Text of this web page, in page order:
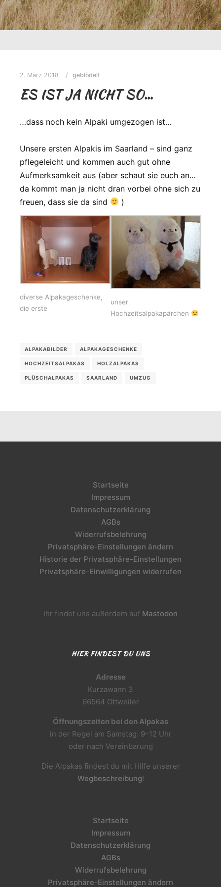
2. März 2018 geblödelt
ES IST JA NICHT SO…
…dass noch kein Alpaki umgezogen ist…
Unsere ersten Alpakis im Saarland – sind ganz
pflegeleicht und kommen auch gut ohne
Aufmerksamkeit aus (aber schaut sie euch an…
da kommt man ja nicht dran vorbei ohne sich zu
freuen, dass sie da sind
)
diverse Alpakageschenke,
die erste
unser
Hochzeitsalpakapärchen
ALPAKABILDER ALPAKAGESCHENKE
HOCHZEITSALPAKAS HOLZALPAKAS
PLÜSCHALPAKAS SAARLAND UMZUG
Startseite
Impressum
Datenschutzerklärung
AGBs
Widerrufsbelehrung
Privatsphäre-Einstellungen ändern
Historie der Privatsphäre-Einstellungen
Privatsphäre-Einwilligungen widerrufen
Ihr findet uns außerdem auf Mastodon
HIER FINDEST DU UNS
Adresse
Kurzawann 3
66564 Ottweiler
Öffnungszeiten bei den Alpakas
in der Regel am Samstag: 9–12 Uhr
oder nach Vereinbarung
Die Alpakas findest du mit Hilfe unserer
Wegbeschreibung!
Startseite
Impressum
Datenschutzerklärung
AGBs
Widerrufsbelehrung
Privatsphäre-Einstellungen ändern